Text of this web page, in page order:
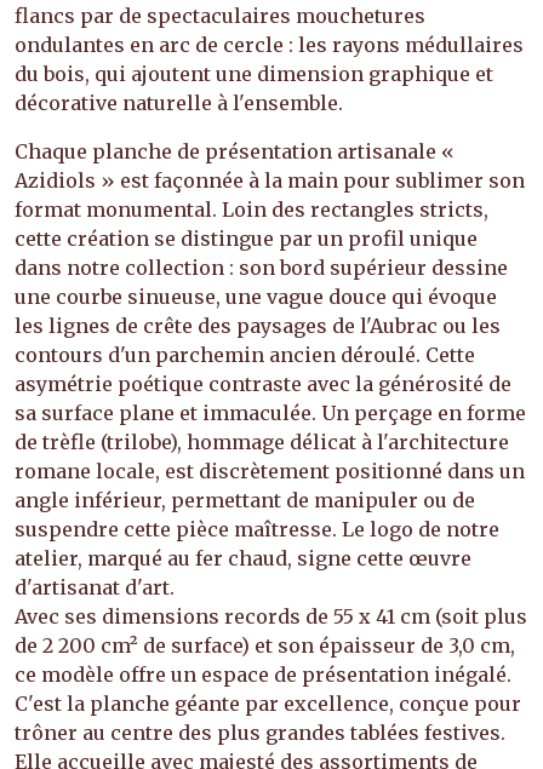
flancs par de spectaculaires mouchetures
ondulantes en arc de cercle : les rayons médullaires
du bois, qui ajoutent une dimension graphique et
décorative naturelle à l'ensemble.
Chaque planche de présentation artisanale «
Azidiols » est façonnée à la main pour sublimer son
format monumental. Loin des rectangles stricts,
cette création se distingue par un profil unique
dans notre collection : son bord supérieur dessine
une courbe sinueuse, une vague douce qui évoque
les lignes de crête des paysages de l'Aubrac ou les
contours d'un parchemin ancien déroulé. Cette
asymétrie poétique contraste avec la générosité de
sa surface plane et immaculée. Un perçage en forme
de trèfle (trilobe), hommage délicat à l'architecture
romane locale, est discrètement positionné dans un
angle inférieur, permettant de manipuler ou de
suspendre cette pièce maîtresse. Le logo de notre
atelier, marqué au fer chaud, signe cette œuvre
d'artisanat d'art.
Avec ses dimensions records de 55 x 41 cm (soit plus
de 2 200 cm² de surface) et son épaisseur de 3,0 cm,
ce modèle offre un espace de présentation inégalé.
C'est la planche géante par excellence, conçue pour
trôner au centre des plus grandes tablées festives.
Elle accueille avec majesté des assortiments de